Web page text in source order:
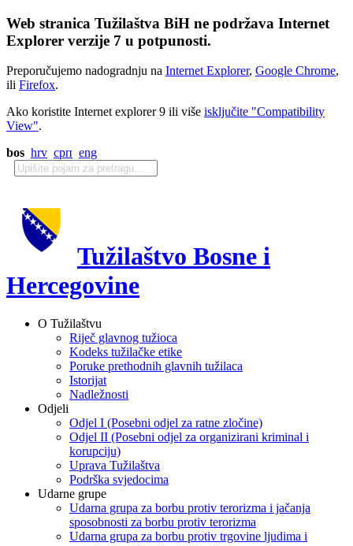
Web stranica Tužilaštva BiH ne podržava Internet
Explorer verzije 7 u potpunosti.
Preporučujemo nadogradnju na Internet Explorer, Google Chrome,
ili Firefox.
Ako koristite Internet explorer 9 ili više isključite "Compatibility
View".
bos hrv срп eng
Tužilaštvo Bosne i
Hercegovine
O Tužilaštvu
Riječ glavnog tužioca
Kodeks tužilačke etike
Poruke prethodnih glavnih tužilaca
Istorijat
Nadležnosti
Odjeli
Odjel I (Posebni odjel za ratne zločine)
Odjel II (Posebni odjel za organizirani kriminal i
korupciju)
Uprava Tužilaštva
Podrška svjedocima
Udarne grupe
Udarna grupa za borbu protiv terorizma i jačanja
sposobnosti za borbu protiv terorizma
Udarna grupa za borbu protiv trgovine ljudima i